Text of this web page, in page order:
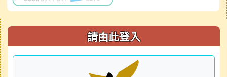
右邊區域內容 請由此登入